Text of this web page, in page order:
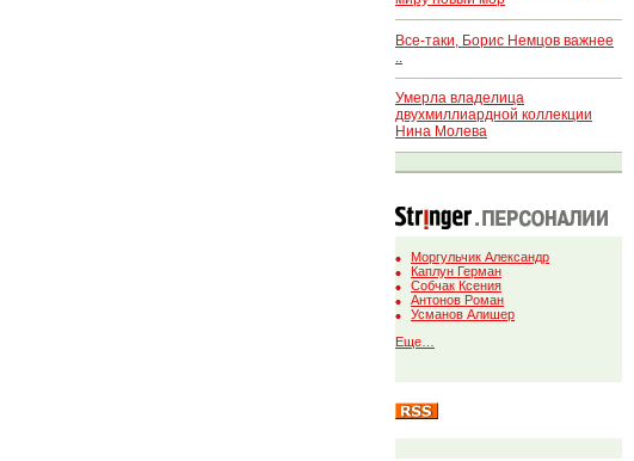
Все-таки, Борис Немцов важнее
Умерла владелица
двухмиллиардной коллекции
Нина Молева
Моргульчик Александр
Каплун Герман
Собчак Ксения
Антонов Роман
Усманов Алишер
Еще…